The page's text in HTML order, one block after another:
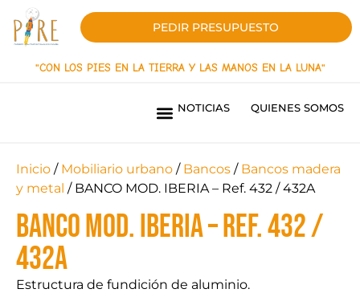
PEDIR PRESUPUESTO
"CON LOS PIES EN LA TIERRA Y LAS MANOS EN LA LUNA"
NOTICIAS QUIENES SOMOS
Inicio / Mobiliario urbano / Bancos / Bancos madera
y metal / BANCO MOD. IBERIA – Ref. 432 / 432A
BANCO MOD. IBERIA – Ref. 432 /
432A
Estructura de fundición de aluminio.